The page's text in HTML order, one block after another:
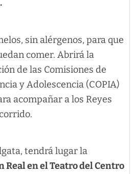
sin alérgenos, para que
comer. Abrirá la
de las Comisiones de
y Adolescencia (COPIA)
acompañar a los Reyes
tendrá lugar la
Real en el Teatro del Centro